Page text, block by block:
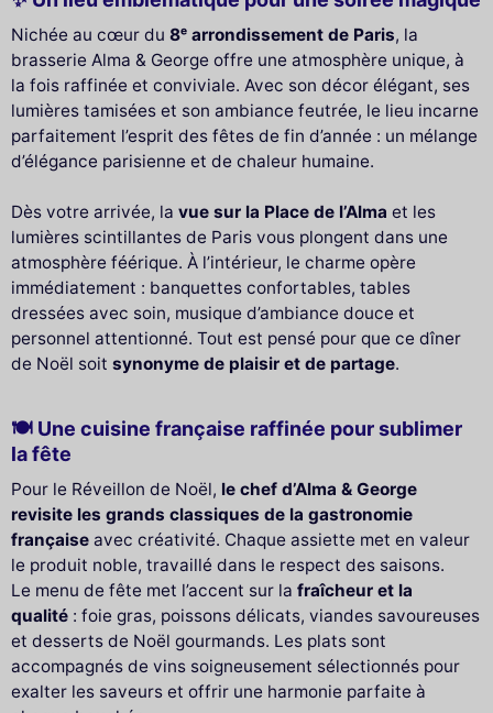
Nichée au cœur du 8ᵉ arrondissement de Paris, la
brasserie Alma & George offre une atmosphère unique, à
la fois raffinée et conviviale. Avec son décor élégant, ses
lumières tamisées et son ambiance feutrée, le lieu incarne
parfaitement l’esprit des fêtes de fin d’année : un mélange
d’élégance parisienne et de chaleur humaine.
Dès votre arrivée, la vue sur la Place de l’Alma et les
lumières scintillantes de Paris vous plongent dans une
atmosphère féérique. À l’intérieur, le charme opère
immédiatement : banquettes confortables, tables
dressées avec soin, musique d’ambiance douce et
personnel attentionné. Tout est pensé pour que ce dîner
de Noël soit synonyme de plaisir et de partage.
🍽 Une cuisine française raffinée pour sublimer
la fête
Pour le Réveillon de Noël, le chef d’Alma & George
revisite les grands classiques de la gastronomie
française avec créativité. Chaque assiette met en valeur
le produit noble, travaillé dans le respect des saisons.
Le menu de fête met l’accent sur la fraîcheur et la
qualité : foie gras, poissons délicats, viandes savoureuses
et desserts de Noël gourmands. Les plats sont
accompagnés de vins soigneusement sélectionnés pour
exalter les saveurs et offrir une harmonie parfaite à